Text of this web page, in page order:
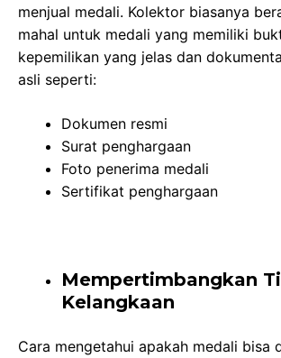
menjual medali. Kolektor biasanya
mahal untuk medali yang memiliki
kepemilikan yang jelas dan
asli seperti:
Dokumen resmi
Surat penghargaan
Foto penerima medali
Sertifikat penghargaan
Mempertimbangkan
Kelangkaan
Cara mengetahui apakah medali bisa